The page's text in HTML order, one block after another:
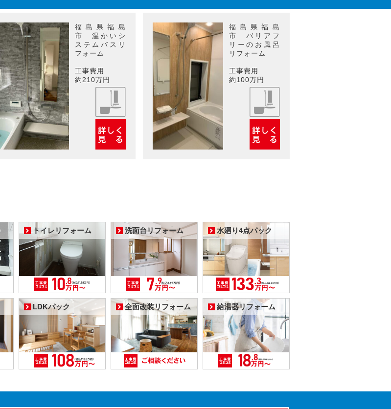
福島県福島
市 温かいシ
ステムバスリ
フォーム
工事費用
約210万円
福島県福島
市 バリアフ
リーのお風呂
リフォーム
工事費用
約100万円
トイレリフォーム 洗面台リフォーム 水廻り4点パック
LDKパック 全面改装リフォーム 給湯器リフォーム